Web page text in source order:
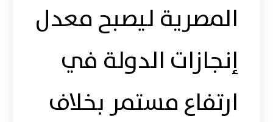
المصرية ليصبح معدل
إنجازات الدولة في
ارتفاع مستمر بخلاف